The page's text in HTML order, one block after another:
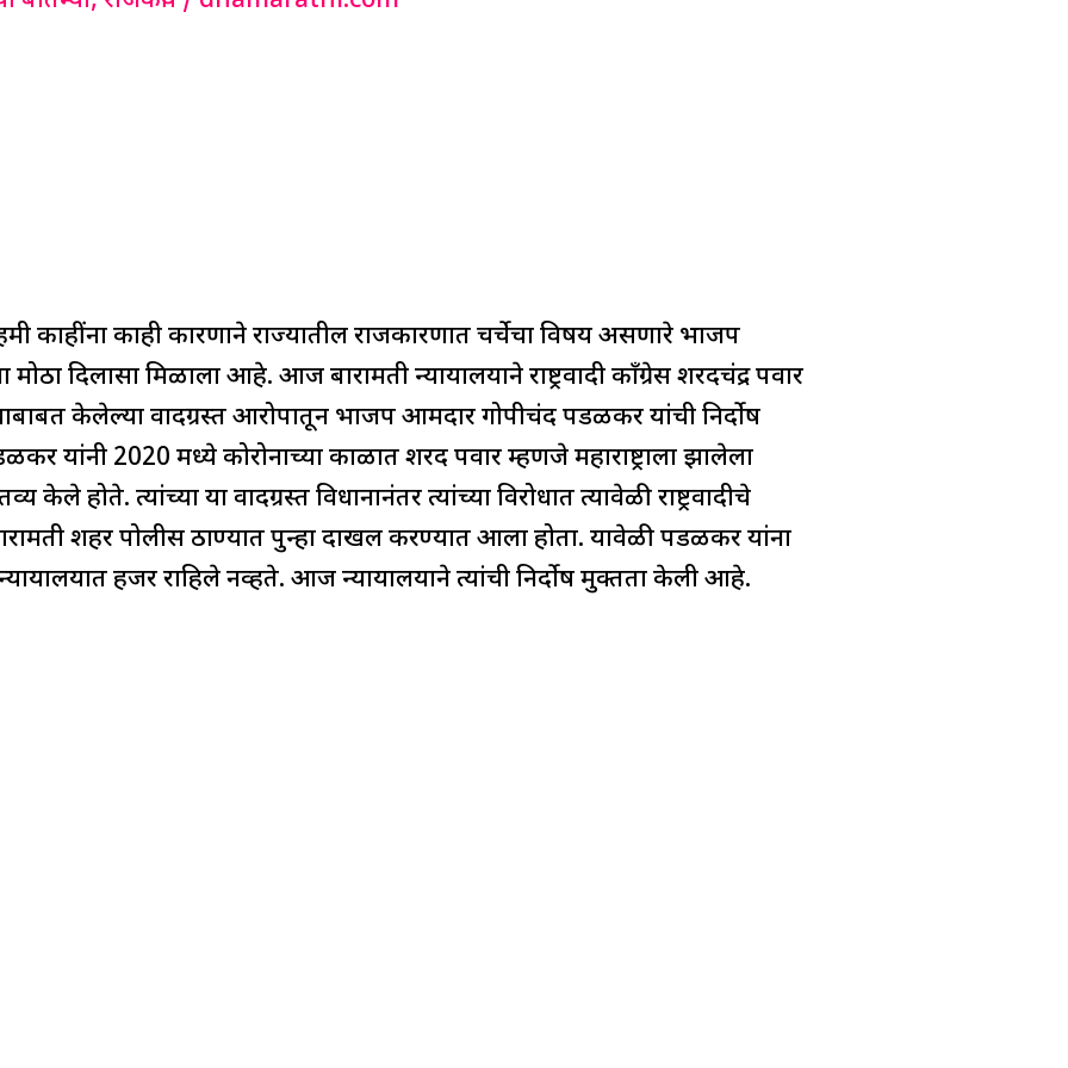
काहींना काही कारणाने राज्यातील राजकारणात चर्चेचा विषय असणारे भाजप
दिलासा मिळाला आहे. आज बारामती न्यायालयाने राष्ट्रवादी काँग्रेस शरदचंद्र पवार
केलेल्या वादग्रस्त आरोपातून भाजप आमदार गोपीचंद पडळकर यांची निर्दोष
यांनी 2020 मध्ये कोरोनाच्या काळात शरद पवार म्हणजे महाराष्ट्राला झालेला
होते. त्यांच्या या वादग्रस्त विधानानंतर त्यांच्या विरोधात त्यावेळी राष्ट्रवादीचे
शहर पोलीस ठाण्यात पुन्हा दाखल करण्यात आला होता. यावेळी पडळकर यांना
हजर राहिले नव्हते. आज न्यायालयाने त्यांची निर्दोष मुक्तता केली आहे.